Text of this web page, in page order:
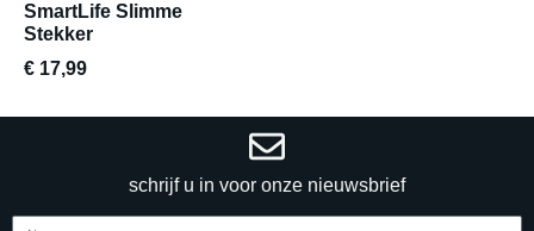
SmartLife Slimme
Stekker
€ 17,99
schrijf u in voor onze nieuwsbrief